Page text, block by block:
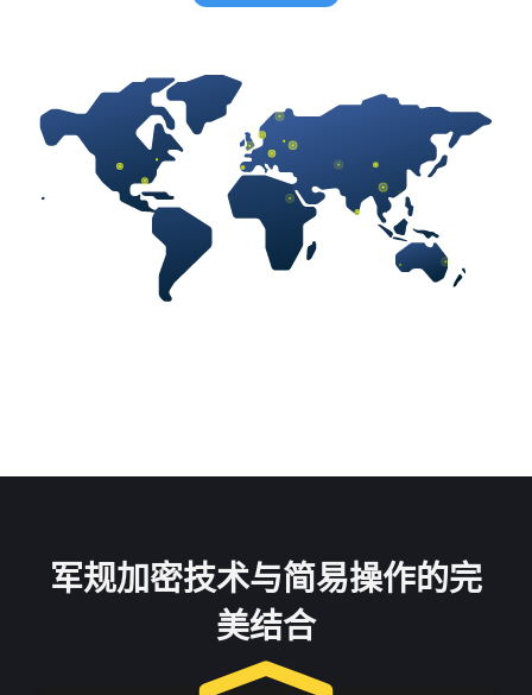
军规加密技术与简易操作的完
美结合